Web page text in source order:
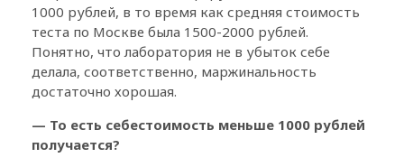
1000 рублей, в то время как средняя стоимость
теста по Москве была 1500-2000 рублей.
Понятно, что лаборатория не в убыток себе
делала, соответственно, маржинальность
достаточно хорошая.
— То есть себестоимость меньше 1000 рублей
получается?